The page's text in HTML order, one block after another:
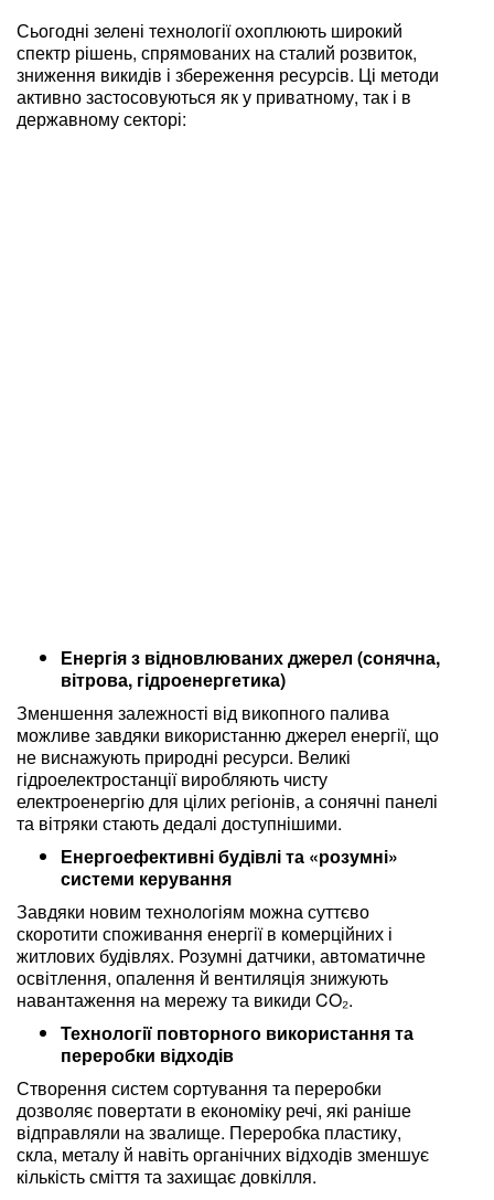
Сьогодні зелені технології охоплюють широкий
спектр рішень, спрямованих на сталий розвиток,
зниження викидів і збереження ресурсів. Ці методи
активно застосовуються як у приватному, так і в
державному секторі:
Енергія з відновлюваних джерел (сонячна,
вітрова, гідроенергетика)
Зменшення залежності від викопного палива
можливе завдяки використанню джерел енергії, що
не виснажують природні ресурси. Великі
гідроелектростанції виробляють чисту
електроенергію для цілих регіонів, а сонячні панелі
та вітряки стають дедалі доступнішими.
Енергоефективні будівлі та «розумні»
системи керування
Завдяки новим технологіям можна суттєво
скоротити споживання енергії в комерційних і
житлових будівлях. Розумні датчики, автоматичне
освітлення, опалення й вентиляція знижують
навантаження на мережу та викиди CO₂.
Технології повторного використання та
переробки відходів
Створення систем сортування та переробки
дозволяє повертати в економіку речі, які раніше
відправляли на звалище. Переробка пластику,
скла, металу й навіть органічних відходів зменшує
кількість сміття та захищає довкілля.